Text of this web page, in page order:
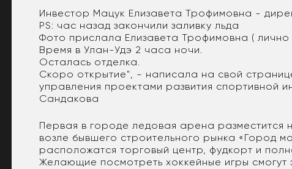
Инвестор Мацук Елизавета Трофимовна -
PS: час назад закончили заливку льда
Фото прислала Елизавета Трофимовна ( лично
Время в Улан-Удэ 2 часа ночи.
Осталась отделка.
Скоро открытие", - написала на свой
управления проектами развития спортивной
Сандакова
Первая в городе ледовая арена разместится
возле бывшего строительного рынка «Город
расположатся торговый центр, фудкорт и
Желающие посмотреть хоккейные игры смогут